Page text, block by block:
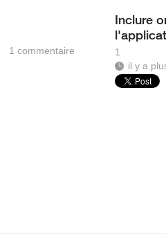
1commentaire
Inclure
1
il y a